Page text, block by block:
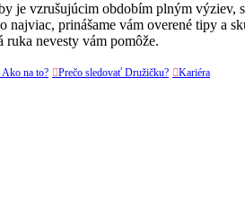
je vzrušujúcim obdobím plným výziev,
najviac, prinášame vám overené tipy a
ruka nevesty vám pomôže.
Ako na to? Prečo sledovať Družičku? Kariéra